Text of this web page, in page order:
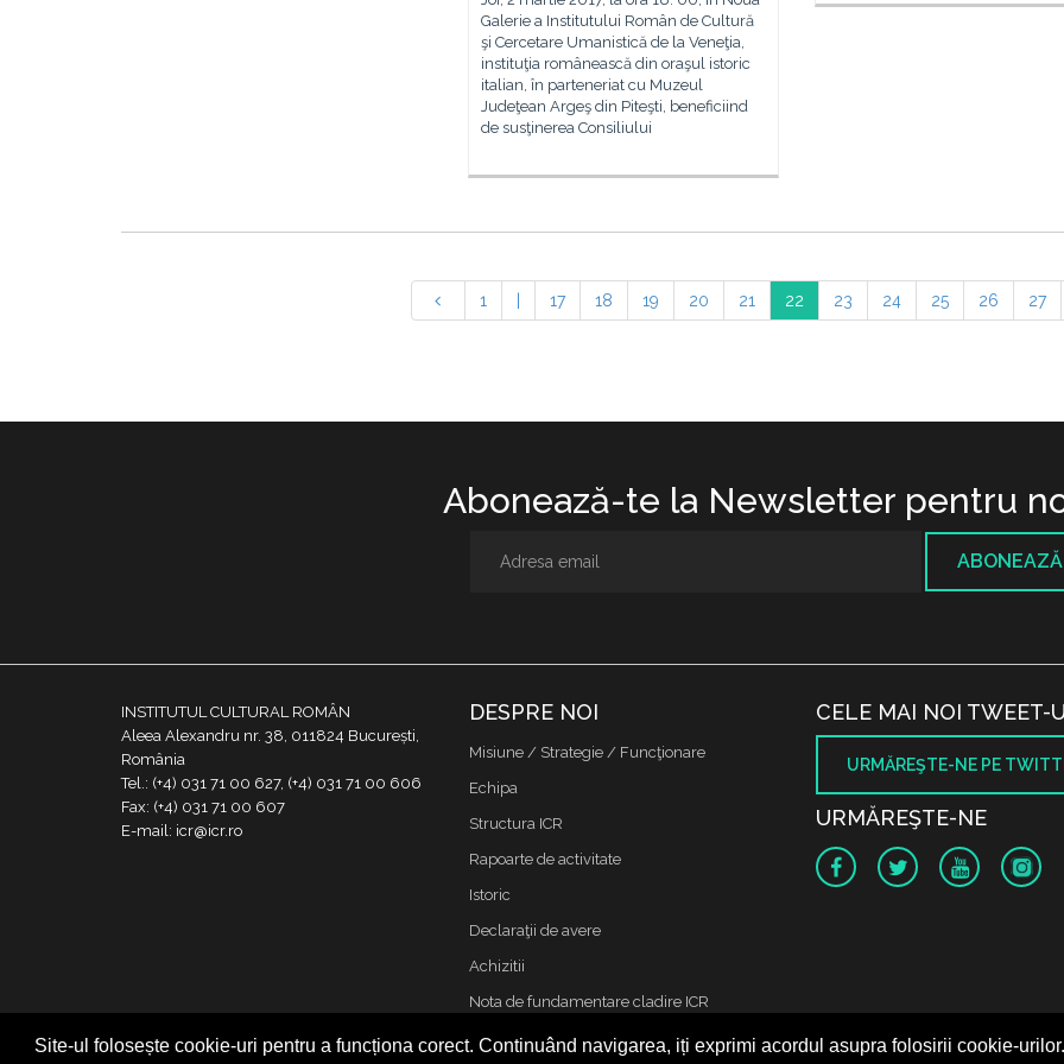
Site-ul folosește cookie-uri pentru a funcționa corect. Continuând navigarea, iți exprimi acordul asupra folosirii cookie-urilor.
Galerie a Institutului Român de Cultură
şi Cercetare Umanistică de la Veneţia,
instituţia românească din oraşul istoric
italian, în parteneriat cu Muzeul
Judeţean Argeş din Piteşti, beneficiind
de susţinerea Consiliului
1 17 18 19 20 21 22 23 24 25 26 27
Abonează-te la Newsletter pentru
INSTITUTUL CULTURAL ROMÂN
Aleea Alexandru nr. 38, 011824 București,
România
Tel.: (+4) 031 71 00 627, (+4) 031 71 00 606
Fax: (+4) 031 71 00 607
E-mail: icr@icr.ro
DESPRE NOI
Misiune / Strategie / Funcţionare
Echipa
Structura ICR
Rapoarte de activitate
Istoric
Declaraţii de avere
Achizitii
Nota de fundamentare cladire ICR
Contact
CELE MAI NOI TWEET-
URMĂREŞTE-NE PE
URMĂREŞTE-NE